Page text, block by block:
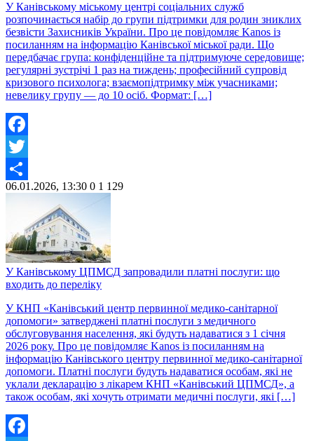
У Канівському міському центрі соціальних служб
розпочинається набір до групи підтримки для родин зниклих
безвісти Захисників України. Про це повідомляє Kanos із
посиланням на інформацію Канівської міської ради. Що
передбачає група: конфіденційне та підтримуюче середовище;
регулярні зустрічі 1 раз на тиждень; професійний супровід
кризового психолога; взаємопідтримку між учасниками;
невелику групу — до 10 осіб. Формат: […]
Facebook
Twitter
Share
06.01.2026, 13:30 0 1 129
У Канівському ЦПМСД запровадили платні послуги: що
входить до переліку
У КНП «Канівський центр первинної медико-санітарної
допомоги» затверджені платні послуги з медичного
обслуговування населення, які будуть надаватися з 1 січня
2026 року. Про це повідомляє Kanos із посиланням на
інформацію Канівського центру первинної медико-санітарної
допомоги. Платні послуги будуть надаватися особам, які не
уклали декларацію з лікарем КНП «Канівський ЦПМСД», а
також особам, які хочуть отримати медичні послуги, які […]